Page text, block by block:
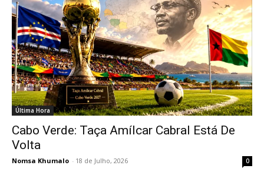
Última Hora
Cabo Verde: Taça Amílcar Cabral Está De
Volta
Nomsa Khumalo - 18 de Julho, 2026 0